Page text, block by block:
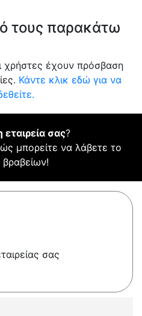
τους παρακάτω
χρήστες έχουν πρόσβαση
Κάντε κλικ εδώ για να
εταιρεία σας?
μπορείτε να λάβετε το
σας